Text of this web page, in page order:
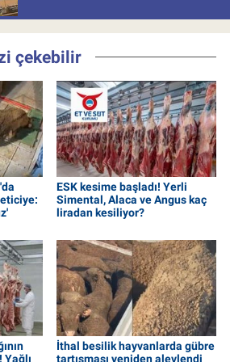
çekebilir
ESK kesime başladı! Yerli
Simental, Alaca ve Angus kaç
liradan kesiliyor?
Yağlı
İthal besilik hayvanlarda gübre
tartışması yeniden alevlendi